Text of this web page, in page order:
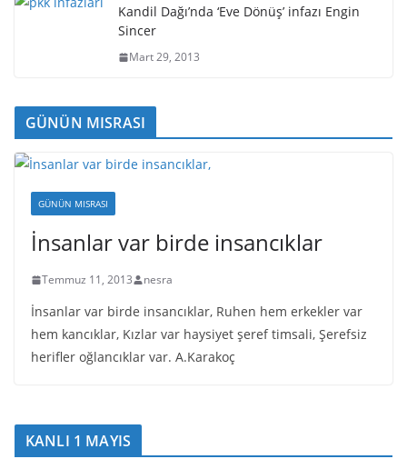
Kandil Dağı’nda ‘Eve Dönüş’ infazı Engin
Sincer
Mart 29, 2013
GÜNÜN MISRASI
GÜNÜN MISRASI
İnsanlar var birde insancıklar
Temmuz 11, 2013 nesra
İnsanlar var birde insancıklar, Ruhen hem erkekler var
hem kancıklar, Kızlar var haysiyet şeref timsali, Şerefsiz
herifler oğlancıklar var. A.Karakoç
KANLI 1 MAYIS